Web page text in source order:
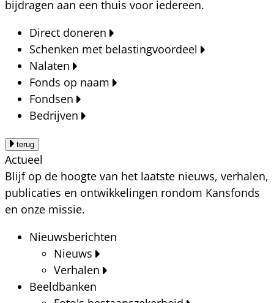
bijdragen aan een thuis voor iedereen.
Direct doneren
Schenken met belastingvoordeel
Nalaten
Fonds op naam
Fondsen
Bedrijven
terug
Actueel
Blijf op de hoogte van het laatste nieuws, verhalen,
publicaties en ontwikkelingen rondom Kansfonds
en onze missie.
Nieuwsberichten
Nieuws
Verhalen
Beeldbanken